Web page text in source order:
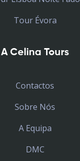
Tour Évora
A Celina Tours
Contactos
Sobre Nós
A Equipa
DMC